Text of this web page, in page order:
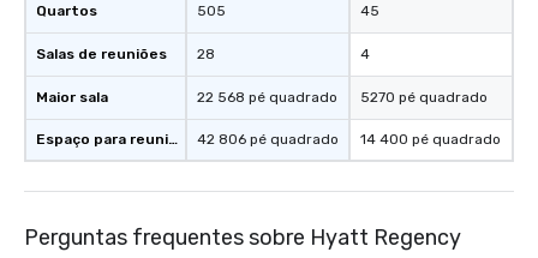
Quartos
Salas de reuniões
Maior sala
Espaço para reuniões
505
28
22 568 pé quadrado
42 806 pé quadrado
45
4
5270 pé quadrado
14 400 pé quadrado
Perguntas frequentes sobre Hyatt Regency